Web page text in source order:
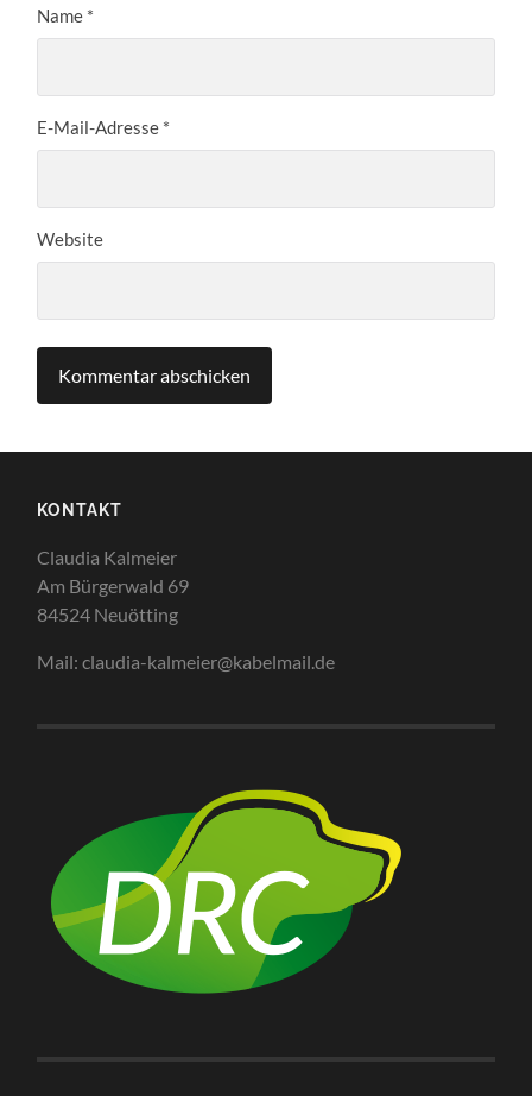
Name *
E-Mail-Adresse *
Website
KONTAKT
Claudia Kalmeier
Am Bürgerwald 69
84524 Neuötting
Mail: claudia-kalmeier@kabelmail.de